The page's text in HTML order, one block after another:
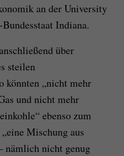
an der University
Indiana.
über
steilen
könnten „nicht mehr
und nicht mehr
ebenso zum
Mischung aus
nämlich nicht genug